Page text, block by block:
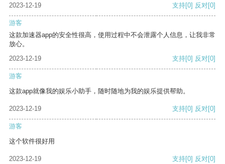
2023-12-19
支持[0] 反对[0]
游客
这款加速器app的安全性很高，使用过程中不会泄露个人信息，让我非常
放心。
2023-12-19
支持[0] 反对[0]
游客
这款app就像我的娱乐小助手，随时随地为我的娱乐提供帮助。
2023-12-19 支持[0] 反对[0]
游客
这个软件很好用
2023-12-19 支持[0] 反对[0]